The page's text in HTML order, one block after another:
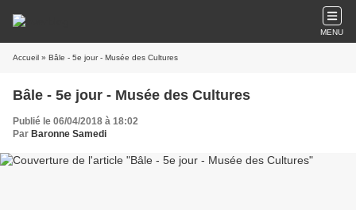
MENU
Accueil » Bâle - 5e jour - Musée des Cultures
Bâle - 5e jour - Musée des Cultures
Publié le 06/04/2018 à 18:02
Par Baronne Samedi